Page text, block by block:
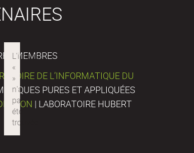
MEMBRES
DE L’INFORMATIQUE DU
PURES ET APPLIQUÉES
LYON | LABORATOIRE HUBERT